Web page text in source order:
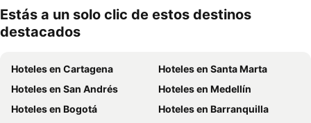
Estás a un solo clic de estos destinos
destacados
Hoteles en Cartagena
Hoteles en Santa Marta
Hoteles en San Andrés
Hoteles en Medellín
Hoteles en Bogotá
Hoteles en Barranquilla